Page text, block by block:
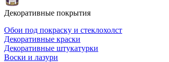
Декоративные покрытия
Обои под покраску и стеклохолст
Декоративные краски
Декоративные штукатурки
Воски и лазури